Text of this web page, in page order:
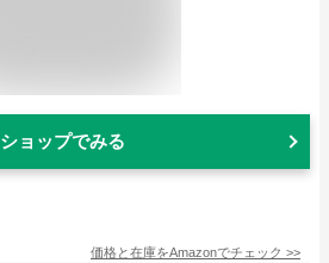
ショップでみる
価格と在庫をAmazonでチェック >>